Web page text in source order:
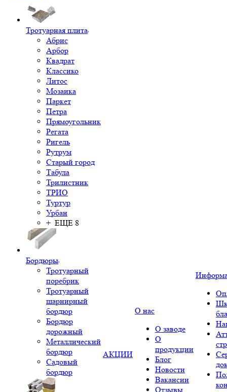
Тротуарная плита
Абрис
Арбор
Квадрат
Классико
Литос
Мозаика
Паркет
Петра
Прямоугольник
Регата
Ригель
Рутрум
Старый город
Табула
Трилистник
ТРИО
Туртур
Урбан
+ ЕЩЕ 8
Бордюры
Тротуарный
поребрик
Тротуарный
шарнирный
бордюр
Бордюр
дорожный
Металлический
бордюр
Садовый
бордюр
АКЦИИ
О нас
О заводе
О
продукции
Блог
Новости
Вакансии
Отзывы